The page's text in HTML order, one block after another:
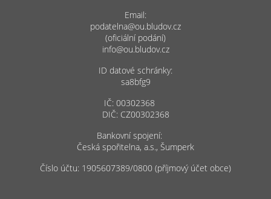
Email:
podatelna@ou.bludov.cz
(oficiální podání)
info@ou.bludov.cz
ID datové schránky:
sa8bfg9
IČ: 00302368
DIČ: CZ00302368
Bankovní spojení:
Česká spořitelna, a.s., Šumperk
Číslo účtu: 1905607389/0800 (příjmový účet obce)